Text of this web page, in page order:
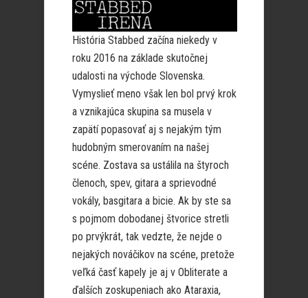
História Stabbed začína niekedy v
roku 2016 na základe skutočnej
udalosti na východe Slovenska.
Vymyslieť meno však len bol prvý krok
a vznikajúca skupina sa musela v
zapätí popasovať aj s nejakým tým
hudobným smerovaním na našej
scéne. Zostava sa ustálila na štyroch
členoch, spev, gitara a sprievodné
vokály, basgitara a bicie. Ak by ste sa
s pojmom dobodanej štvorice stretli
po prvýkrát, tak vedzte, že nejde o
nejakých nováčikov na scéne, pretože
veľká časť kapely je aj v Obliterate a
ďalších zoskupeniach ako Ataraxia,